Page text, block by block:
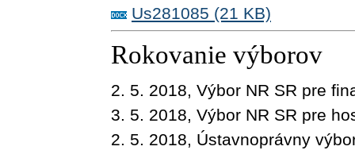
Us281085 (21 KB)
Rokovanie výborov
2. 5. 2018, Výbor NR SR pre
3. 5. 2018, Výbor NR SR pre
2. 5. 2018, Ústavnoprávny